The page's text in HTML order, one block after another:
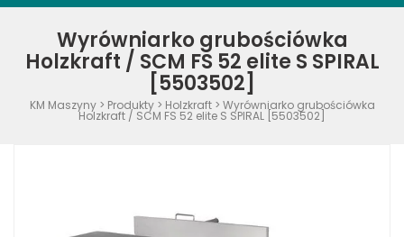
Wyrówniarko grubościówka
Holzkraft / SCM FS 52 elite S SPIRAL
[5503502]
KM Maszyny> Produkty> Holzkraft> Wyrówniarko grubościówka
Holzkraft / SCM FS 52 elite S SPIRAL [5503502]